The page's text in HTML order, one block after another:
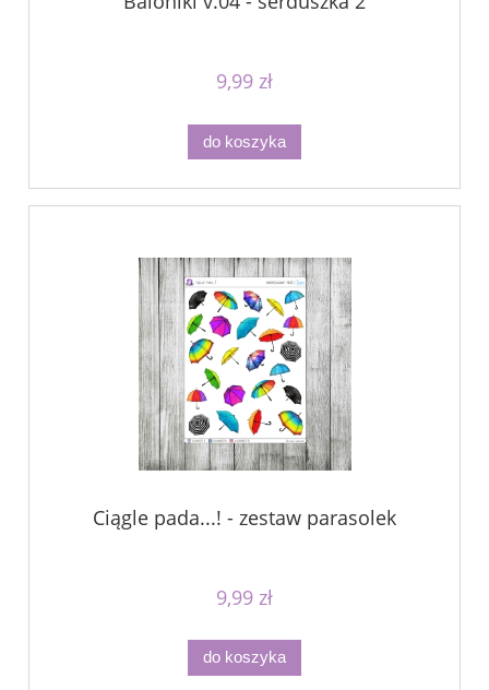
9,99 zł
do koszyka
Ciągle pada...! - zestaw parasolek
9,99 zł
do koszyka